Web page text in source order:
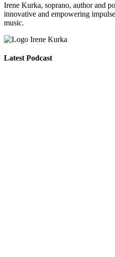
Irene Kurka, soprano, author and
innovative and empowering
music.
Latest Podcast